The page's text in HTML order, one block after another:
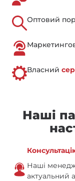
Оптовий
Власний
Наші
Наші
актуальний